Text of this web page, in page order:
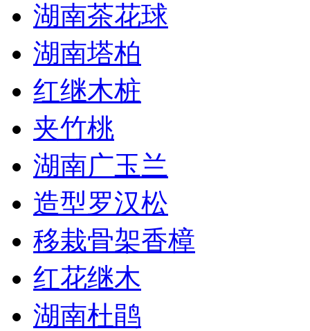
湖南茶花球
湖南塔柏
红继木桩
夹竹桃
湖南广玉兰
造型罗汉松
移栽骨架香樟
红花继木
湖南杜鹃